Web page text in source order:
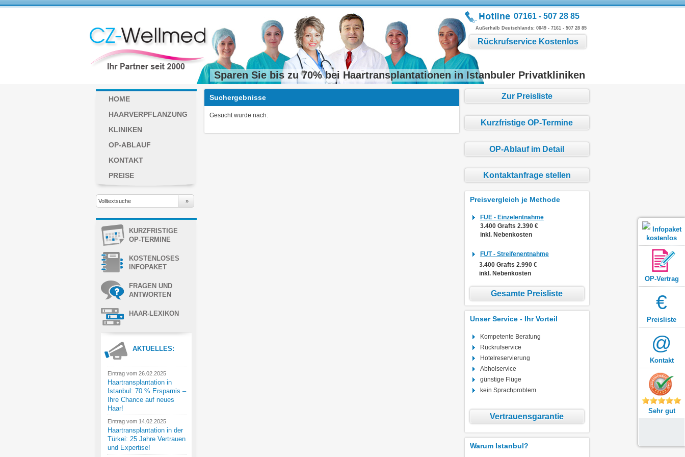
Sparen Sie bis zu 70% bei Haartransplantationen in Istanbuler Privatkliniken
07161 - 507 28 85
Außerhalb Deutschlands: 0049 - 7161 - 507 28 85
Rückrufservice Kostenlos
HOME
HAARVERPFLANZUNG
KLINIKEN
OP-ABLAUF
KONTAKT
PREISE
KURZFRISTIGE
OP-TERMINE
KOSTENLOSES
INFOPAKET
FRAGEN UND
ANTWORTEN
HAAR-LEXIKON
AKTUELLES:
Eintrag vom 26.02.2025
Haartransplantation in
Istanbul: 70 % Ersparnis –
Ihre Chance auf neues
Haar!
Eintrag vom 14.02.2025
Haartransplantation in der
Türkei: 25 Jahre Vertrauen
und Expertise!
Suchergebnisse
Gesucht wurde nach:
Zur Preisliste
Kurzfristige OP-Termine
OP-Ablauf im Detail
Kontaktanfrage stellen
Preisvergleich je Methode
FUE - Einzelentnahme
3.400 Grafts 2.390 €
inkl. Nebenkosten
FUT - Streifenentnahme
3.400 Grafts 2.990 €
inkl. Nebenkosten
Gesamte Preisliste
Unser Service - Ihr Vorteil
Kompetente Beratung
Rückrufservice
Hotelreservierung
Abholservice
günstige Flüge
kein Sprachproblem
Vertrauensgarantie
Warum Istanbul?
Infopaket
kostenlos
OP-Vertrag
€
Preisliste
@
Kontakt
Sehr gut